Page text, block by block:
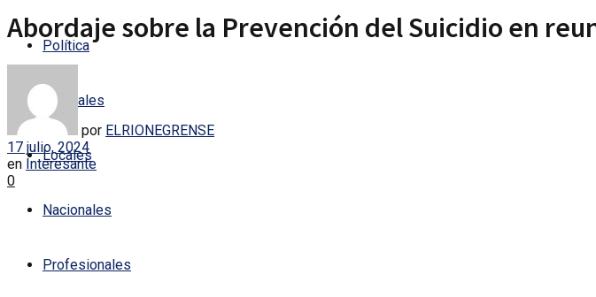
Política
Policiales
Locales
Nacionales
Profesionales
Abordaje sobre la Prevención del Suicidio en
por ELRIONEGRENSE
17 julio, 2024
en Interesante
0